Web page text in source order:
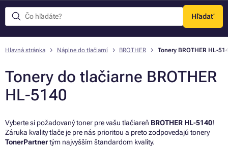
Hľadať
Menu
Hlavná stránka Náplne do tlačiarní BROTHER Tonery BROTHER HL-
Tonery do tlačiarne BROTHER
HL-5140
Vyberte si požadovaný toner pre vašu tlačiareň BROTHER HL-5140!
Záruka kvality tlače je pre nás prioritou a preto zodpovedajú tonery
TonerPartnertým najvyšším štandardom kvality.